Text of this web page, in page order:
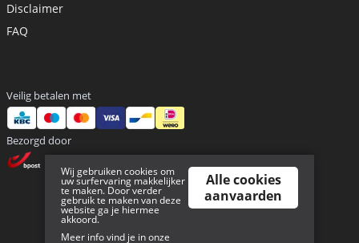
Disclaimer
FAQ
Veilig betalen met
Bezorgd door
Wij gebruiken cookies om
uw surfervaring makkelijker
te maken. Door verder
gebruik te maken van deze
website ga je hiermee
akkoord.
Meer info vind je in onze
Alle cookies
aanvaarden